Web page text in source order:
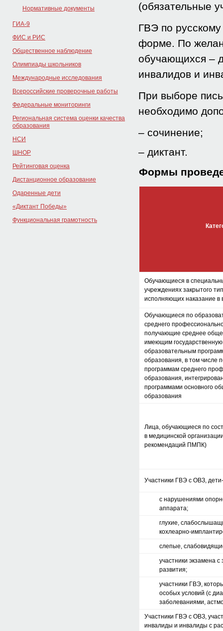
Нормативные документы
ГИА-9
ФИС и РИС
Общественное наблюдение
Олимпиады школьников
Международные исследования
Всероссийские проверочные работы
Федеральные мониторинги
Региональная система оценки качества
образования
НСИ
ШНОР
Рейтинговая оценка
Дистанционное образование
Одаренные дети
«Диктант Победы»
Функциональная грамотность
(обязательные
ГВЭ по
форме. По
обучающихся –
инвалидов и
При выборе
необходимо
– сочинение;
– диктант.
Формы
Обучающиеся в
учреждениях закрытого
исполняющих наказание
Обучающиеся по
среднего
получающие среднее
имеющим
образовательным
образования, в том числе
программам среднего
образования,
программами основного
образования
Лица, обучающиеся по
в медицинской
рекомендаций ПМПК)
Участники ГВЭ с ОВЗ,
с нарушениями
аппарата;
глухие,
кохлеарно-
слепые,
участники экзамена с
развития;
участники ГВЭ,
особых условий (с
заболеваниями,
Участники ГВЭ с ОВЗ,
инвалиды и инвалиды с